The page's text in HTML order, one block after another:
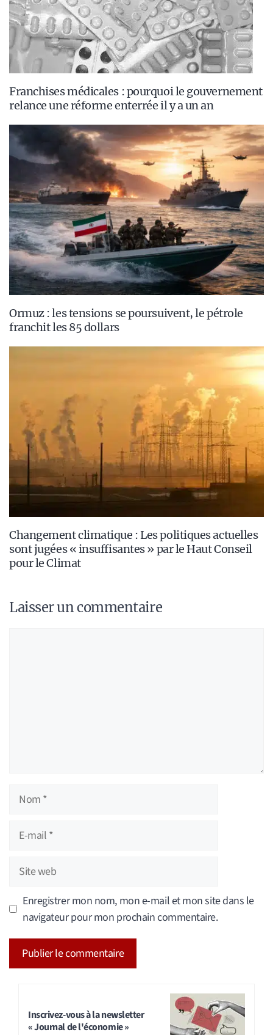
Franchises médicales : pourquoi le gouvernement
relance une réforme enterrée il y a un an
Ormuz : les tensions se poursuivent, le pétrole
franchit les 85 dollars
Changement climatique : Les politiques actuelles
sont jugées « insuffisantes » par le Haut Conseil
pour le Climat
Laisser un commentaire
Nom
Site
web
Enregistrer mon nom, mon e-mail et mon site dans le
navigateur pour mon prochain commentaire.
Inscrivez-vous à la newsletter
« Journal de l'économie »